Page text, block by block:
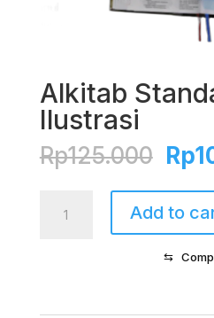
Alkitab
Ilustrasi
Rp125.000
price
Rp
Standar
Add to
⇆